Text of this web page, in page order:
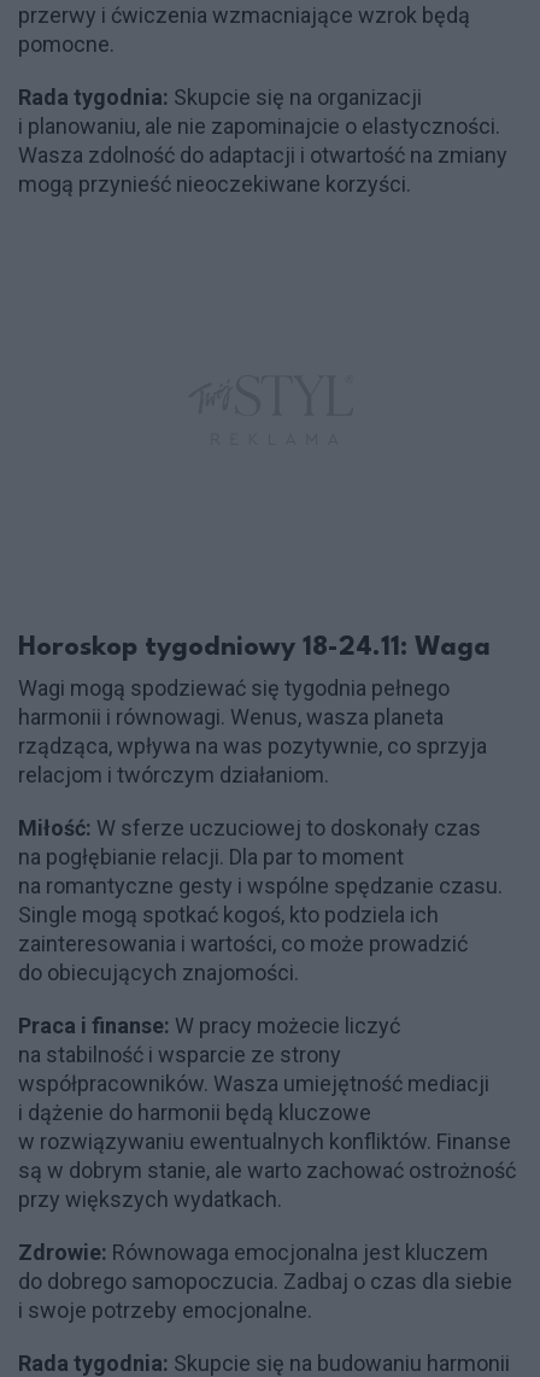
przerwy i ćwiczenia wzmacniające wzrok będą
pomocne.
Rada tygodnia: Skupcie się na organizacji
i planowaniu, ale nie zapominajcie o elastyczności.
Wasza zdolność do adaptacji i otwartość na zmiany
mogą przynieść nieoczekiwane korzyści.
Horoskop tygodniowy 18-24.11: Waga
Wagi mogą spodziewać się tygodnia pełnego
harmonii i równowagi. Wenus, wasza planeta
rządząca, wpływa na was pozytywnie, co sprzyja
relacjom i twórczym działaniom.
Miłość: W sferze uczuciowej to doskonały czas
na pogłębianie relacji. Dla par to moment
na romantyczne gesty i wspólne spędzanie czasu.
Single mogą spotkać kogoś, kto podziela ich
zainteresowania i wartości, co może prowadzić
do obiecujących znajomości.
Praca i finanse: W pracy możecie liczyć
na stabilność i wsparcie ze strony
współpracowników. Wasza umiejętność mediacji
i dążenie do harmonii będą kluczowe
w rozwiązywaniu ewentualnych konfliktów. Finanse
są w dobrym stanie, ale warto zachować ostrożność
przy większych wydatkach.
Zdrowie: Równowaga emocjonalna jest kluczem
do dobrego samopoczucia. Zadbaj o czas dla siebie
i swoje potrzeby emocjonalne.
Rada tygodnia: Skupcie się na budowaniu harmonii